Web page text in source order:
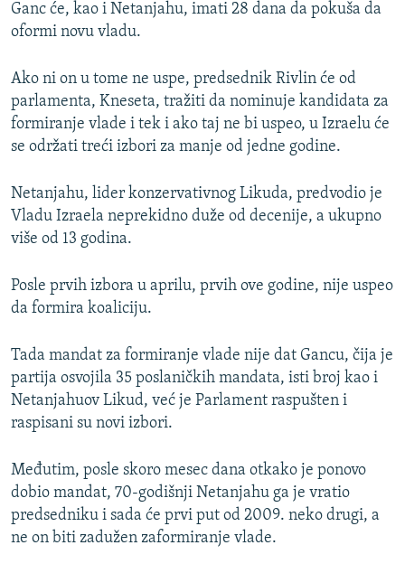
Ganc će, kao i Netanjahu, imati 28 dana da pokuša da
oformi novu vladu.
Ako ni on u tome ne uspe, predsednik Rivlin će od
parlamenta, Kneseta, tražiti da nominuje kandidata za
formiranje vlade i tek i ako taj ne bi uspeo, u Izraelu će
se održati treći izbori za manje od jedne godine.
Netanjahu, lider konzervativnog Likuda, predvodio je
Vladu Izraela neprekidno duže od decenije, a ukupno
više od 13 godina.
Posle prvih izbora u aprilu, prvih ove godine, nije uspeo
da formira koaliciju.
Tada mandat za formiranje vlade nije dat Gancu, čija je
partija osvojila 35 poslaničkih mandata, isti broj kao i
Netanjahuov Likud, već je Parlament raspušten i
raspisani su novi izbori.
Međutim, posle skoro mesec dana otkako je ponovo
dobio mandat, 70-godišnji Netanjahu ga je vratio
predsedniku i sada će prvi put od 2009. neko drugi, a
ne on biti zadužen zaformiranje vlade.